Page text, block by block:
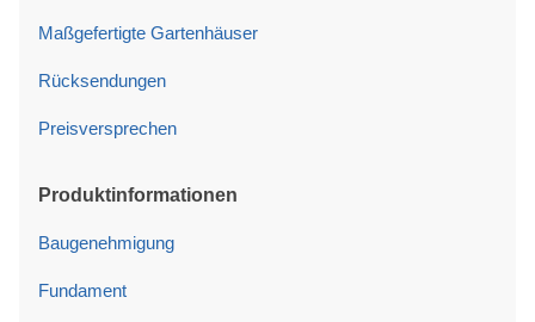
Maßgefertigte Gartenhäuser
Rücksendungen
Preisversprechen
Produktinformationen
Baugenehmigung
Fundament